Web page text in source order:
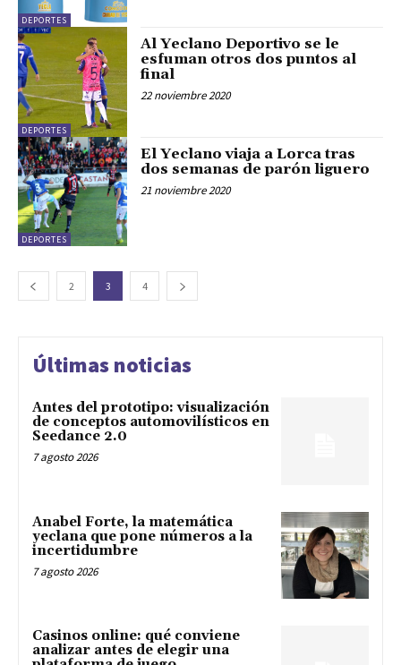
DEPORTES
DEPORTES
Al Yeclano Deportivo se le
esfuman otros dos puntos al
final
22 noviembre 2020
DEPORTES
El Yeclano viaja a Lorca tras
dos semanas de parón liguero
21 noviembre 2020
2 3 4
Últimas noticias
Antes del prototipo: visualización
de conceptos automovilísticos en
Seedance 2.0
7 agosto 2026
Anabel Forte, la matemática
yeclana que pone números a la
incertidumbre
7 agosto 2026
Casinos online: qué conviene
analizar antes de elegir una